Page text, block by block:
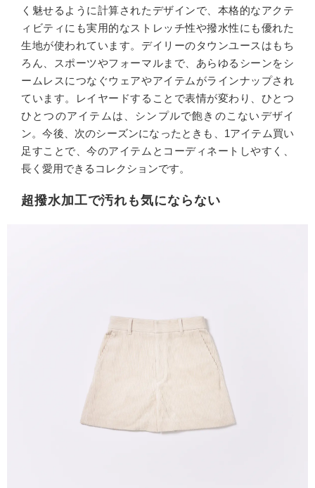
く魅せるように計算されたデザインで、本格的なアクテ
ィビティにも実用的なストレッチ性や撥水性にも優れた
生地が使われています。デイリーのタウンユースはもち
ろん、スポーツやフォーマルまで、あらゆるシーンをシ
ームレスにつなぐウェアやアイテムがラインナップされ
ています。レイヤードすることで表情が変わり、ひとつ
ひとつのアイテムは、シンプルで飽きのこないデザイ
ン。今後、次のシーズンになったときも、1アイテム買い
足すことで、今のアイテムとコーディネートしやすく、
長く愛用できるコレクションです。
超撥水加工で汚れも気にならない